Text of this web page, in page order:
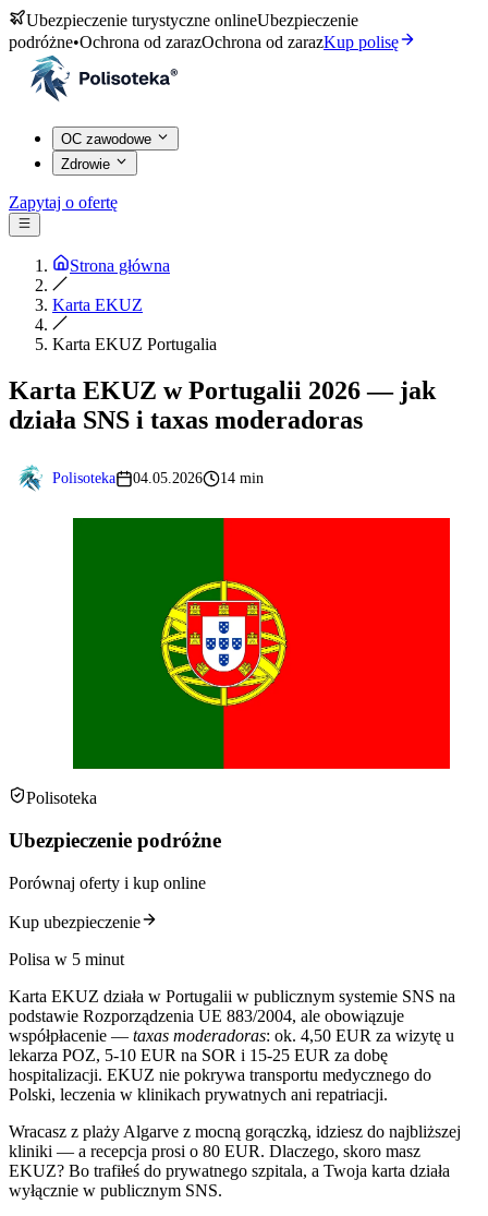
Ubezpieczenie turystyczne onlineUbezpieczenie
podróżne•Ochrona od zarazOchrona od zarazKup polisę
OC zawodowe
Zdrowie
Zapytaj o ofertę
Strona główna
Karta EKUZ
Karta EKUZ Portugalia
Karta EKUZ w Portugalii 2026 — jak
działa SNS i taxas moderadoras
Polisoteka 04.05.2026 14 min
Polisoteka
Ubezpieczenie podróżne
Porównaj oferty i kup online
Kup ubezpieczenie
Polisa w 5 minut
Karta EKUZ działa w Portugalii w publicznym systemie SNS na
podstawie Rozporządzenia UE 883/2004, ale obowiązuje
współpłacenie — taxas moderadoras: ok. 4,50 EUR za wizytę u
lekarza POZ, 5-10 EUR na SOR i 15-25 EUR za dobę
hospitalizacji. EKUZ nie pokrywa transportu medycznego do
Polski, leczenia w klinikach prywatnych ani repatriacji.
Wracasz z plaży Algarve z mocną gorączką, idziesz do najbliższej
kliniki — a recepcja prosi o 80 EUR. Dlaczego, skoro masz
EKUZ? Bo trafiłeś do prywatnego szpitala, a Twoja karta działa
wyłącznie w publicznym SNS.